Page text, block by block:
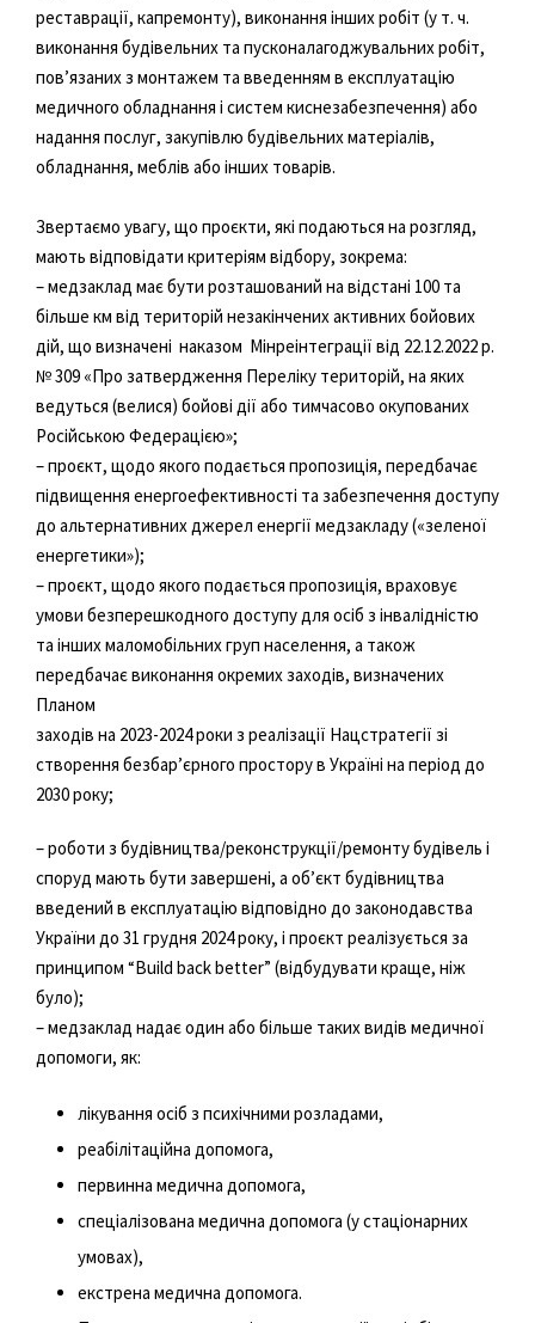
реставрації, капремонту), виконання інших робіт (у т. ч.
виконання будівельних та пусконалагоджувальних робіт,
пов’язаних з монтажем та введенням в експлуатацію
медичного обладнання і систем киснезабезпечення) або
надання послуг, закупівлю будівельних матеріалів,
обладнання, меблів або інших товарів.
Звертаємо увагу, що проєкти, які подаються на розгляд,
мають відповідати критеріям відбору, зокрема:
– медзаклад має бути розташований на відстані 100 та
більше км від територій незакінчених активних бойових
дій, що визначені наказом Мінреінтеграції від 22.12.2022 р.
№ 309 «Про затвердження Переліку територій, на яких
ведуться (велися) бойові дії або тимчасово окупованих
Російською Федерацією»;
– проєкт, щодо якого подається пропозиція, передбачає
підвищення енергоефективності та забезпечення доступу
до альтернативних джерел енергії медзакладу («зеленої
енергетики»);
– проєкт, щодо якого подається пропозиція, враховує
умови безперешкодного доступу для осіб з інвалідністю
та інших маломобільних груп населення, а також
передбачає виконання окремих заходів, визначених
Планом
заходів на 2023-2024 роки з реалізації Нацстратегії зі
створення безбарʼєрного простору в Україні на період до
2030 року;
– роботи з будівництва/реконструкції/ремонту будівель і
споруд мають бути завершені, а об’єкт будівництва
введений в експлуатацію відповідно до законодавства
України до 31 грудня 2024 року, і проєкт реалізується за
принципом “Build back better” (відбудувати краще, ніж
було);
– медзаклад надає один або більше таких видів медичної
допомоги, як:
лікування осіб з психічними розладами,
реабілітаційна допомога,
первинна медична допомога,
спеціалізована медична допомога (у стаціонарних
умовах),
екстрена медична допомога.